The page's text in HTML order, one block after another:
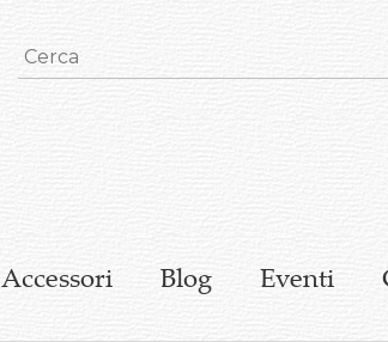
Accessori Blog Eventi